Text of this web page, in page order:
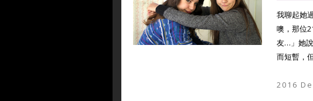
我聊起她
噢，那位
友…」她
而短暫，
2016